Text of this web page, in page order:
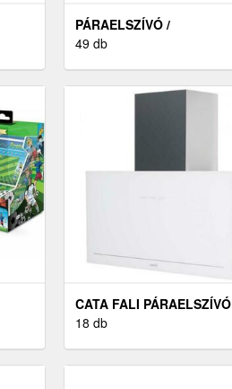
PÁRAELSZÍVÓ /
SZAGELSZÍVÓ SZŰRŐ
49 db
CATA FALI PÁRAELSZÍVÓ
18 db